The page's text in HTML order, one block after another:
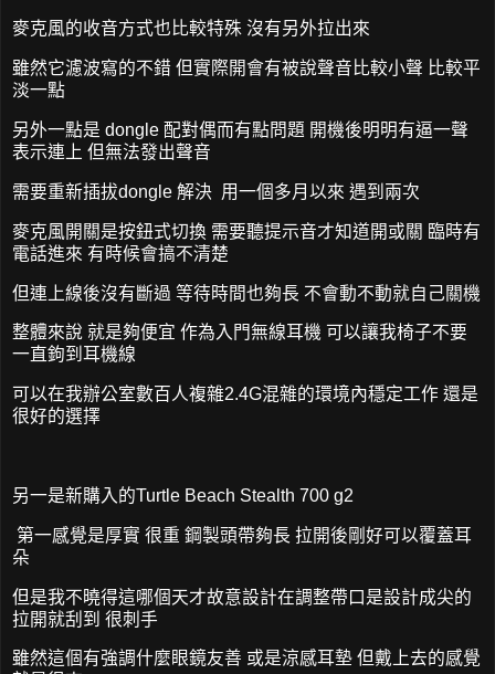
麥克風的收音方式也比較特殊 沒有另外拉出來
雖然它濾波寫的不錯 但實際開會有被說聲音比較小聲 比較平
淡一點
另外一點是 dongle 配對偶而有點問題 開機後明明有逼一聲
表示連上 但無法發出聲音
需要重新插拔dongle 解決 用一個多月以來 遇到兩次
麥克風開關是按鈕式切換 需要聽提示音才知道開或關 臨時有
電話進來 有時候會搞不清楚
但連上線後沒有斷過 等待時間也夠長 不會動不動就自己關機
整體來說 就是夠便宜 作為入門無線耳機 可以讓我椅子不要
一直鉤到耳機線
可以在我辦公室數百人複雜2.4G混雜的環境內穩定工作 還是
很好的選擇
另一是新購入的Turtle Beach Stealth 700 g2
第一感覺是厚實 很重 鋼製頭帶夠長 拉開後剛好可以覆蓋耳
朵
但是我不曉得這哪個天才故意設計在調整帶口是設計成尖的
拉開就刮到 很刺手
雖然這個有強調什麼眼鏡友善 或是涼感耳墊 但戴上去的感覺